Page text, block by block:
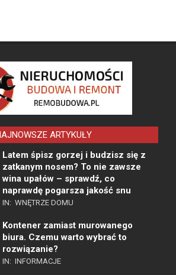
ARTYKUŁY
Latem śpisz gorzej i budzisz się z
zatkanym nosem? To nie zawsze
wina upałów – sprawdź, co
naprawdę pogarsza jakość snu
IN: WNĘTRZE DOMU
Kontener zamiast murowanego
biura. Czemu warto wybrać to
rozwiązanie?
IN: INFORMACJE